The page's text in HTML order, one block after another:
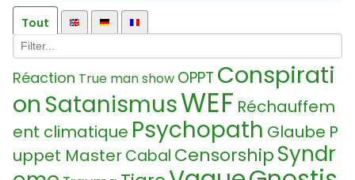
Tout
Réaction True man show OPPT Conspirati
on SatanismusWEF Réchauffem
ent climatique Psychopath Glaube P
uppet MasterCabal CensorshipSyndr